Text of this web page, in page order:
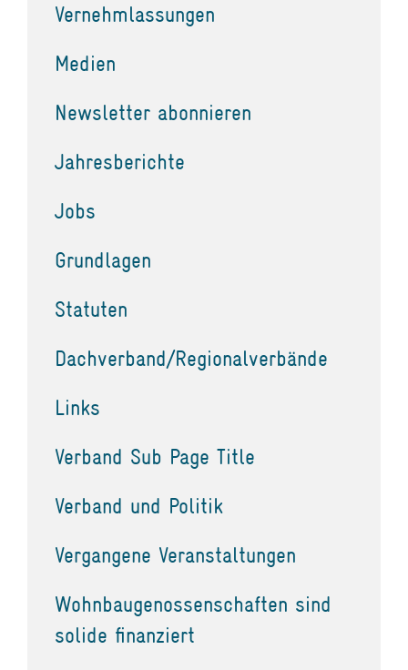
Vernehmlassungen
Medien
Newsletter abonnieren
Jahresberichte
Jobs
Grundlagen
Statuten
Dachverband/Regionalverbände
Links
Verband Sub Page Title
Verband und Politik
Vergangene Veranstaltungen
Wohnbaugenossenschaften sind
solide finanziert